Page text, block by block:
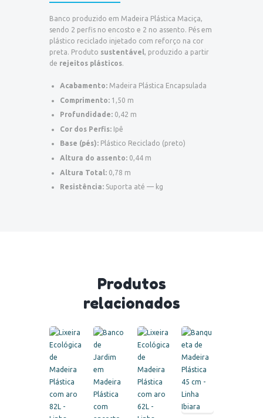
Banco produzido em Madeira Plástica Maciça,
sendo 2 perfis no encosto e 2 no assento. Pés em
plástico reciclado injetado com reforço na cor
preta. Produto sustentável, produzido a partir
de rejeitos plásticos.
Acabamento: Madeira Plástica Encapsulada
Comprimento: 1,50 m
Profundidade: 0,42 m
Cor dos Perfis: Ipê
Base (pés): Plástico Reciclado (preto)
Altura do assento: 0,44 m
Altura Total: 0,78 m
Resistência: Suporta até — kg
Produtos
relacionados